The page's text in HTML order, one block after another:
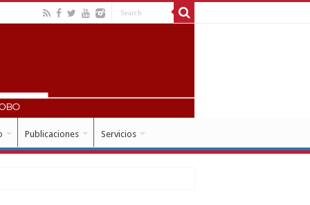
Publicaciones Servicios